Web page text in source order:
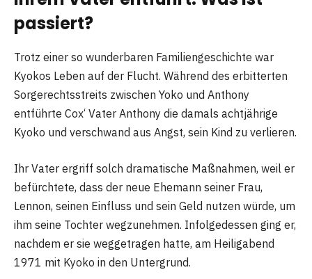
passiert?
Trotz einer so wunderbaren Familiengeschichte war
Kyokos Leben auf der Flucht. Während des erbitterten
Sorgerechtsstreits zwischen Yoko und Anthony
entführte Cox‘ Vater Anthony die damals achtjährige
Kyoko und verschwand aus Angst, sein Kind zu verlieren.
Ihr Vater ergriff solch dramatische Maßnahmen, weil er
befürchtete, dass der neue Ehemann seiner Frau,
Lennon, seinen Einfluss und sein Geld nutzen würde, um
ihm seine Tochter wegzunehmen. Infolgedessen ging er,
nachdem er sie weggetragen hatte, am Heiligabend
1971 mit Kyoko in den Untergrund.